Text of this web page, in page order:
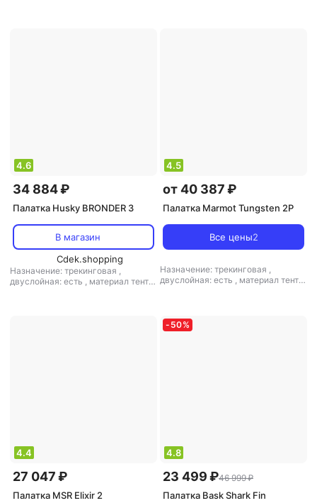
4.6
34 884 ₽
Палатка Husky BRONDER 3
В магазин
Cdek.shopping
Назначение: трекинговая ,
двуслойная: есть , материал тента:
4.5
от 40 387 ₽
Палатка Marmot Tungsten 2P
Все цены2
Назначение: трекинговая ,
двуслойная: есть , материал тента:
4.4
27 047 ₽
Палатка MSR Elixir 2
- 50%
4.8
23 499 ₽46 999 ₽
Палатка Bask Shark Fin